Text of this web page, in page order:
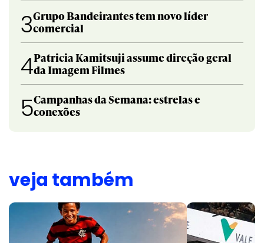
3Grupo Bandeirantes tem novo líder
comercial
4Patricia Kamitsuji assume direção geral
da Imagem Filmes
5Campanhas da Semana: estrelas e
conexões
veja também